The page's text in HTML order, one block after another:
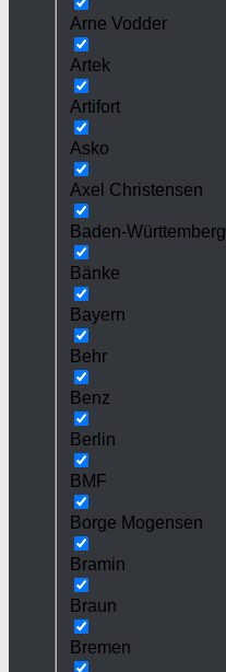
Arne Vodder
Artek
Artifort
Asko
Axel Christensen
Baden-Württemberg
Bänke
Bayern
Behr
Benz
Berlin
BMF
Borge Mogensen
Bramin
Braun
Bremen